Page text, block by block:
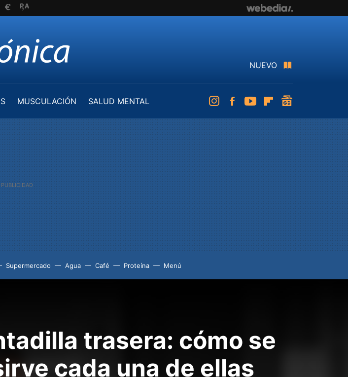
NUEVO
MUSCULACIÓN
SALUD MENTAL
InstagramFacebookYoutubeFlipboard
Supermercado Agua Café Proteína Menú
trasera: cómo se
cada una de ellas